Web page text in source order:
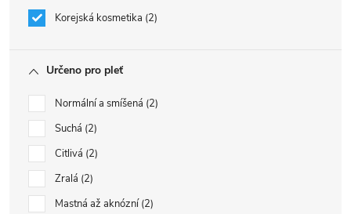
Korejská kosmetika 2
Určeno pro pleť
Normální a smíšená 2
Suchá 2
Citlivá 2
Zralá 2
Mastná až aknózní 2